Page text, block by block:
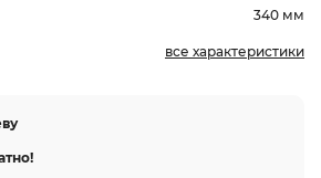
340 мм
все характеристики